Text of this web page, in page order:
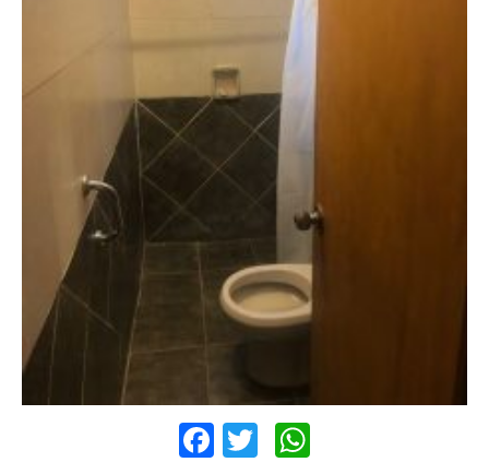
Facebook
Twitter